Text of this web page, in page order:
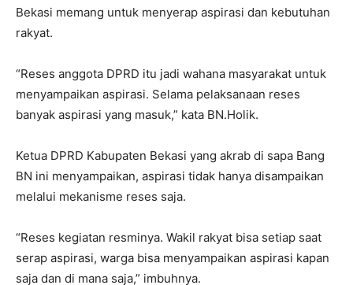
Bekasi memang untuk menyerap aspirasi dan kebutuhan
rakyat.
“Reses anggota DPRD itu jadi wahana masyarakat untuk
menyampaikan aspirasi. Selama pelaksanaan reses
banyak aspirasi yang masuk,” kata BN.Holik.
Ketua DPRD Kabupaten Bekasi yang akrab di sapa Bang
BN ini menyampaikan, aspirasi tidak hanya disampaikan
melalui mekanisme reses saja.
“Reses kegiatan resminya. Wakil rakyat bisa setiap saat
serap aspirasi, warga bisa menyampaikan aspirasi kapan
saja dan di mana saja,” imbuhnya.